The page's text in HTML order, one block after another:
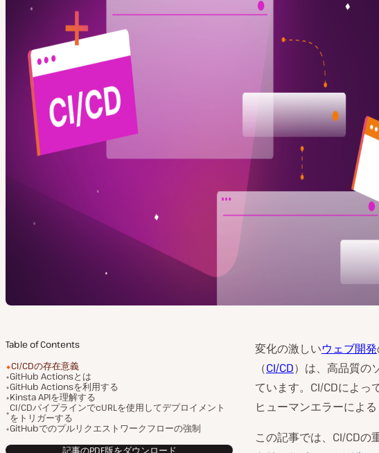
Table of Contents
CI/CDの存在意義
GitHub Actionsとは
GitHub Actionsを利用する
Kinsta APIを理解する
CI/CDパイプラインでcURLを使用してデプロイメント
をトリガーする
GitHubでのプルリクエストワークフローの強制
記事のPDF版をダウンロード
変化の激しいウェブ開発
（CI/CD）は、高品質の
ています。CI/CDによっ
ヒューマンエラーによ
この記事では、CI/CDの